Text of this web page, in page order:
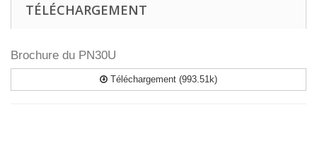
TÉLÉCHARGEMENT
Brochure du PN30U
Téléchargement (993.51k)